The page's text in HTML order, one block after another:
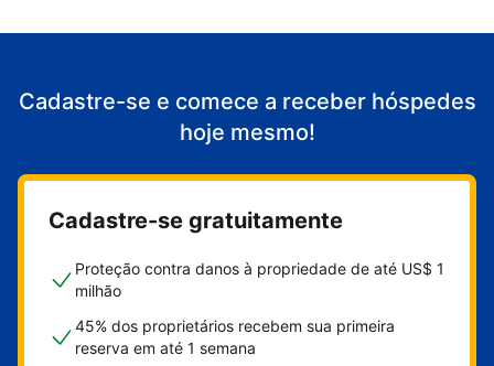
Cadastre-se e comece a receber hóspedes
hoje mesmo!
Cadastre-se gratuitamente
Proteção contra danos à propriedade de até US$ 1
milhão
45% dos proprietários recebem sua primeira
reserva em até 1 semana